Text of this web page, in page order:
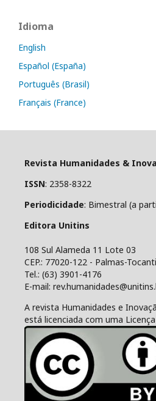
Idioma
English
Español (España)
Português (Brasil)
Français (France)
Revista Humanidades &
ISSN: 2358-8322
Periodicidade: Bimestral (a
Editora Unitins
108 Sul Alameda 11 Lote 03
CEP.: 77020-122 - Palmas-
Tel.: (63) 3901-4176
E-mail:
A revista Humanidades e
está licenciada com uma